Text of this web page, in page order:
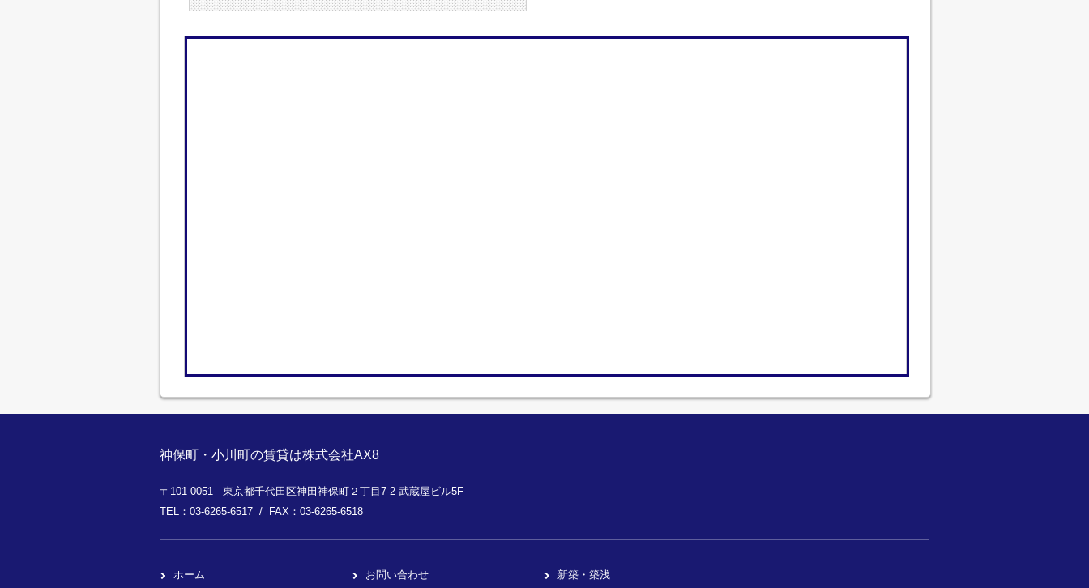
神保町・小川町の賃貸は株式会社AX8
〒101-0051 東京都千代田区神田神保町２丁目7-2 武蔵屋ビル5F
TEL：03-6265-6517 / FAX：03-6265-6518
ホーム お問い合わせ 新築・築浅